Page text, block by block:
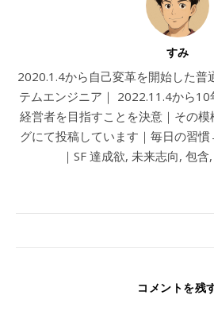
すみ
2020.1.4から自己変革を開始した普
テムエンジニア｜ 2022.11.4から
経営者を目指すことを決意｜その
グにて投稿しています｜毎日の習
｜SF 達成欲, 未来志向, 包
コメントを残